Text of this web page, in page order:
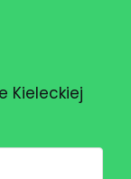
Kieleckiej